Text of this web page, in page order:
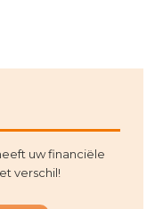
uw financiële
verschil!